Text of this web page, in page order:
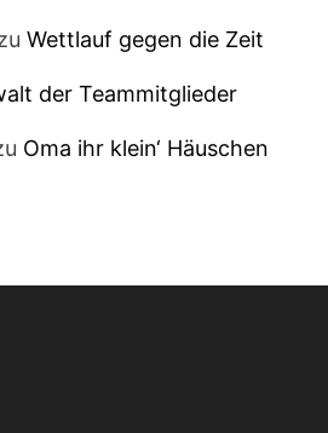
Wettlauf gegen die Zeit
der Teammitglieder
Oma ihr klein‘ Häuschen